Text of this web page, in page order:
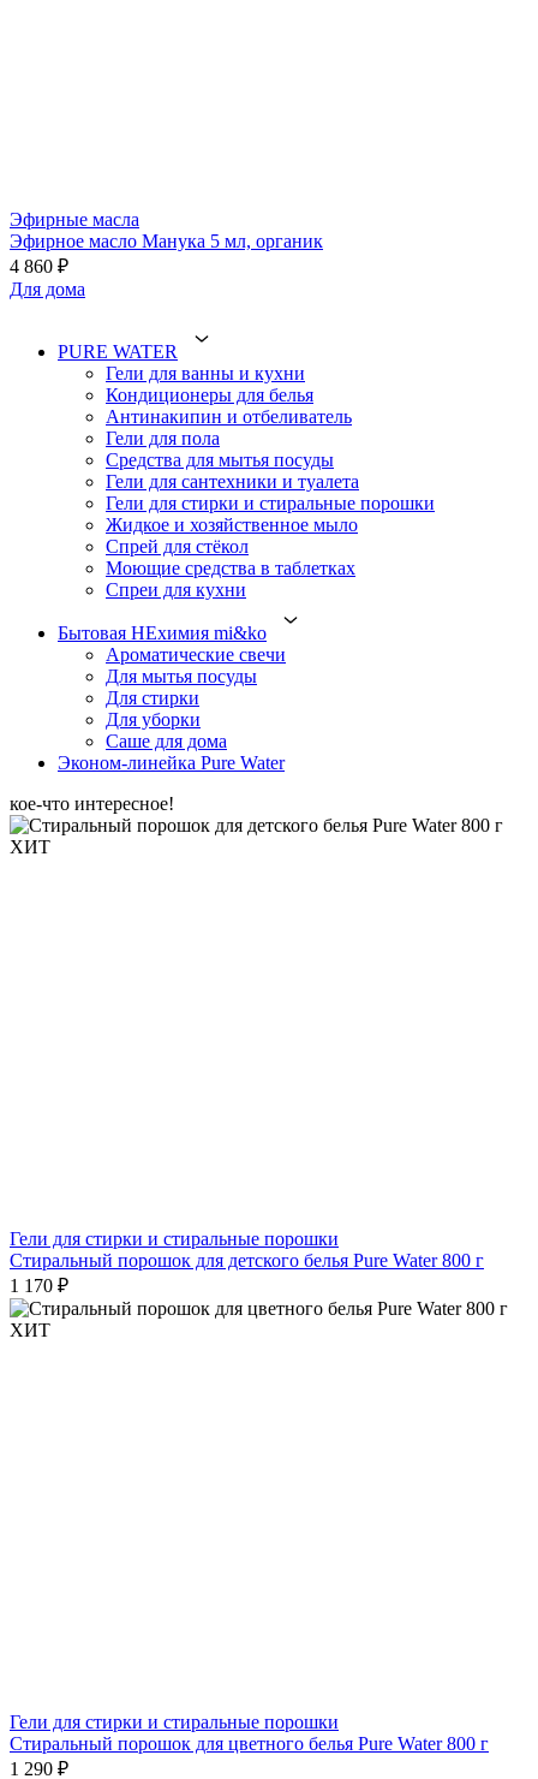
Эфирные масла
Эфирное масло Манука 5 мл, органик
4 860 ₽
Для дома
PURE WATER
Гели для ванны и кухни
Кондиционеры для белья
Антинакипин и отбеливатель
Гели для пола
Средства для мытья посуды
Гели для сантехники и туалета
Гели для стирки и стиральные порошки
Жидкое и хозяйственное мыло
Спрей для стёкол
Моющие средства в таблетках
Спреи для кухни
Бытовая НЕхимия mi&ko
Ароматические свечи
Для мытья посуды
Для стирки
Для уборки
Саше для дома
Эконом-линейка Pure Water
кое-что интересное!
ХИТ
Гели для стирки и стиральные порошки
Стиральный порошок для детского белья Pure Water 800 г
1 170 ₽
ХИТ
Гели для стирки и стиральные порошки
Стиральный порошок для цветного белья Pure Water 800 г
1 290 ₽